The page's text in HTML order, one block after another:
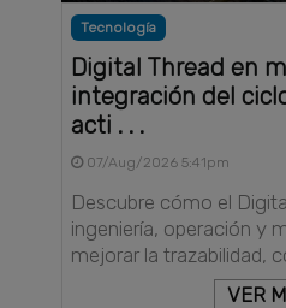
Tecnología
Digital Thread en
integración del
acti . . .
07/Aug/2026 5:41pm
Descubre cómo el
ingeniería, operación y
mejorar la trazabilidad,
VER